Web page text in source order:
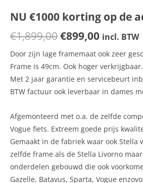
NU €1000 korting op de
€1,899,00€899,00 incl. BTW
Door zijn lage framemaat ook zeer
Frame is 49cm. Ook hoger verkrijgbaar.
Met 2 jaar garantie en servicebeurt
BTW factuur ook leverbaar in dames
Afgemonteerd met o.a. de zelfde
Vogue fiets. Extreem goede prijs
Gemaakt in de fabriek waar ook Stella
zelfde frame als de Stella Livorno
onderdelen gebouwd die ook
Gazelle, Batavus, Sparta, Vogue